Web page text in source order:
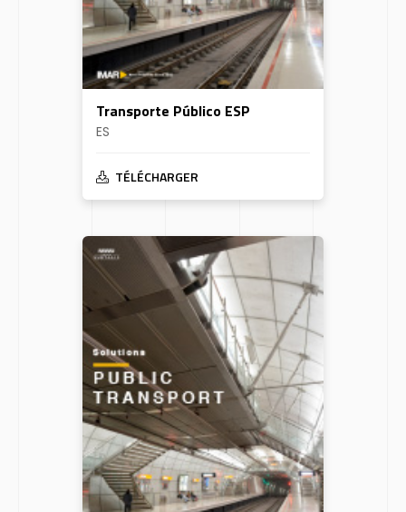
Transporte Público ESP
ES
TÉLÉCHARGER